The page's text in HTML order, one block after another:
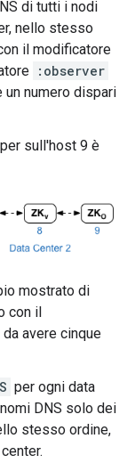
di tutti i nodi
nello stesso
il modificatore
:observer
un numero dispari
sull'host 9 è
mostrato di
con il
da avere cinque
per ogni data
DNS solo dei
stesso ordine,